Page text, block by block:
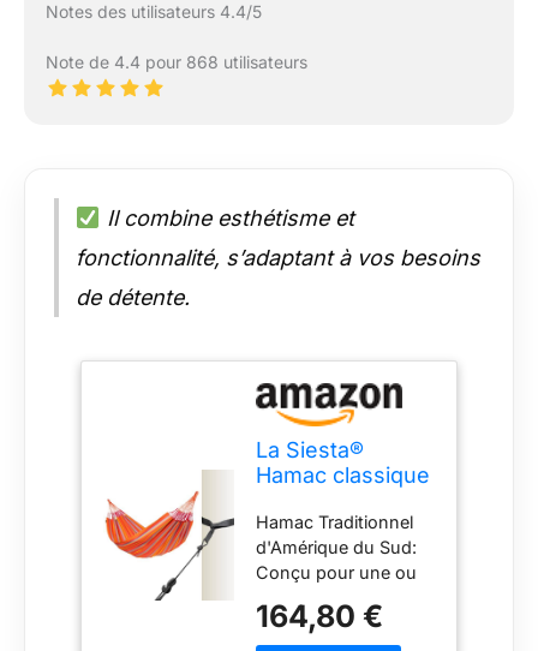
Notes des utilisateurs 4.4/5
Note de 4.4 pour 868 utilisateurs
Il combine esthétisme et
fonctionnalité, s’adaptant à vos besoins
de détente.
La Siesta®
Hamac classique
support d'arbre –
Kit de
suspension pour
intérieur et
extérieur –
Hamac Traditionnel
d'Amérique du Sud:
Conçu pour une ou
une largeur de toile
164,80 €